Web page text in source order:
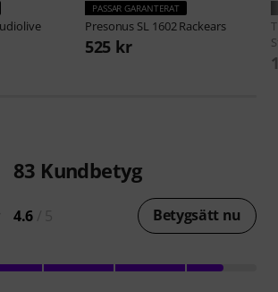
PASSAR GARANTERAT
Presonus SL 1602 Rackears
525 kr
83 Kundbetyg
4.6 Betygsätt nu